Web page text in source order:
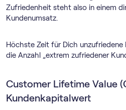
Zufriedenheit steht also in einem
Kundenumsatz.
Höchste Zeit für Dich unzufriedene
die Anzahl „extrem zufriedener
Customer Lifetime Value
Kundenkapitalwert